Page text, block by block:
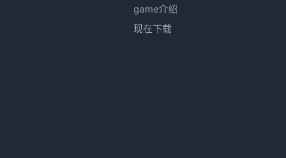
game介绍
现在下载